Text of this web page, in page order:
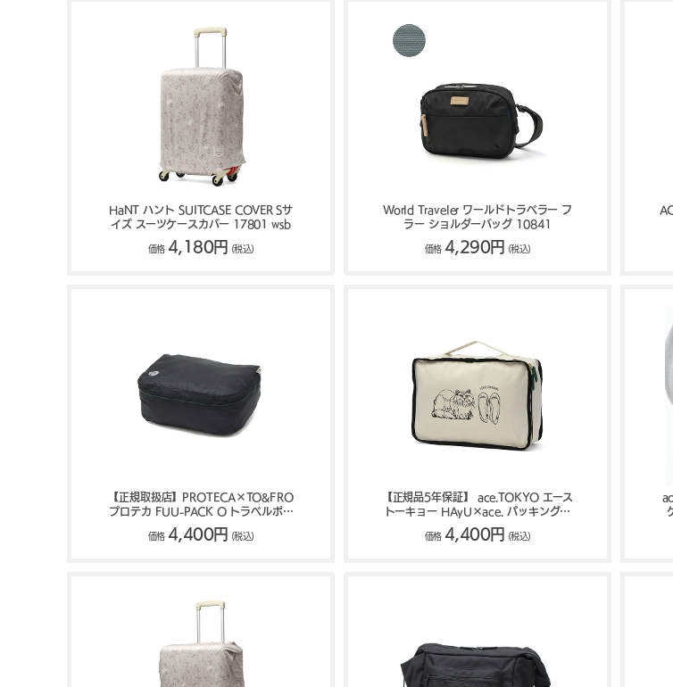
HaNT ハント SUITCASE COVER Sサ
イズ スーツケースカバー 17801 wsb
価格 4,180円 (税込)
World Traveler ワールドトラベラー フ
ラー ショルダーバッグ 10841
価格 4,290円 (税込)
【正規取扱店】PROTECA×TO&FRO
プロテカ FUU-PACK O トラベルポー
チ 4.8L 13011
価格 4,400円 (税込)
【正規品5年保証】 ace.TOKYO エース
トーキョー HAyU×ace. パッキングポ
ーチM 17822
価格 4,400円 (税込)